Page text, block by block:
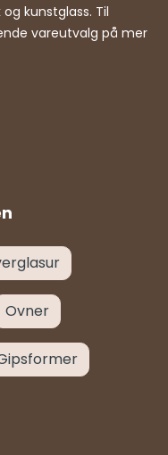
kunstglass. Til
vareutvalg på mer
Ovner